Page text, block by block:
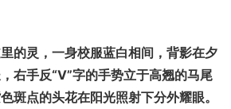
的灵，一身校服蓝白相间，背影在夕
右手反“V”字的手势立于高翘的马尾
斑点的头花在阳光照射下分外耀眼。